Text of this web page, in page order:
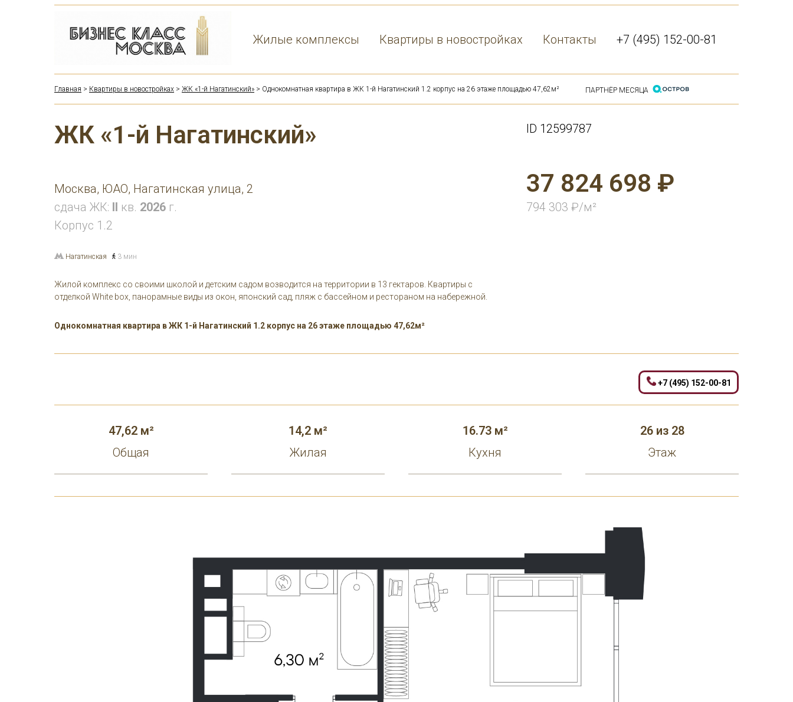
Жилые комплексы Квартиры в новостройках Контакты +7 (495) 152-00-81
Главная > Квартиры в новостройках > ЖК «1-й Нагатинский» > Однокомнатная квартира в ЖК 1-й Нагатинский 1.2 корпус на 26 этаже площадью 47,62м² ПАРТНЁР МЕСЯЦА
ЖК «1-й Нагатинский»
Москва, ЮАО, Нагатинская улица, 2
сдача ЖК: II кв. 2026 г.
Корпус 1.2
Нагатинская 3 мин
Жилой комплекс со своими школой и детским садом возводится на территории в 13 гектаров. Квартиры с
отделкой White box, панорамные виды из окон, японский сад, пляж с бассейном и рестораном на набережной.
Однокомнатная квартира в ЖК 1-й Нагатинский 1.2 корпус на 26 этаже площадью 47,62м²
ID 12599787
37 824 698 ₽
794 303 ₽/м²
+7 (495) 152-00-81
47,62 м²
Общая
14,2 м²
Жилая
16.73 м²
Кухня
26 из 28
Этаж